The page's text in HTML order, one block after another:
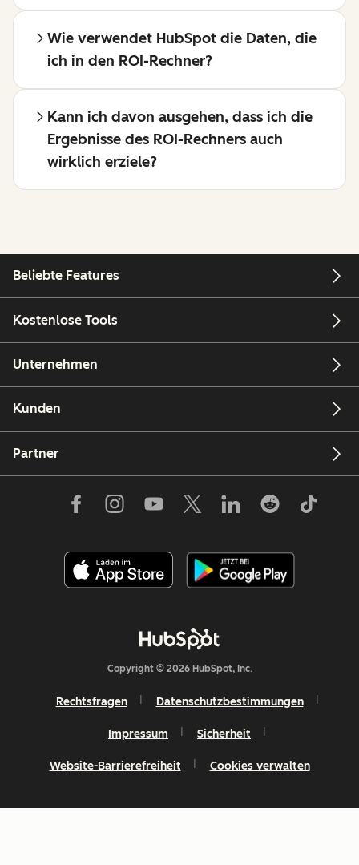
Wie verwendet HubSpot die Daten, die
ich in den ROI-Rechner?
Kann ich davon ausgehen, dass ich die
Ergebnisse des ROI-Rechners auch
wirklich erziele?
Beliebte Features
Kostenlose Tools
Unternehmen
Kunden
Partner
Copyright © 2026 HubSpot, Inc.
Rechtsfragen Datenschutzbestimmungen
Impressum Sicherheit
Website-Barrierefreiheit Cookies verwalten